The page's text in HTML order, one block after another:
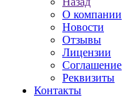
О компании
Новости
Отзывы
Лицензии
Соглашение
Реквизиты
Контакты